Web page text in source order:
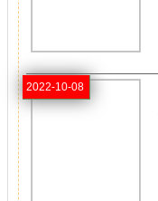
2022-10-08